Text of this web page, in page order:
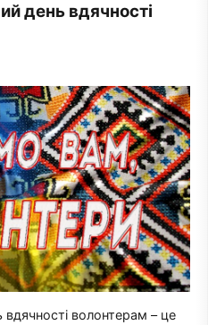
день вдячності
вдячності волонтерам – це